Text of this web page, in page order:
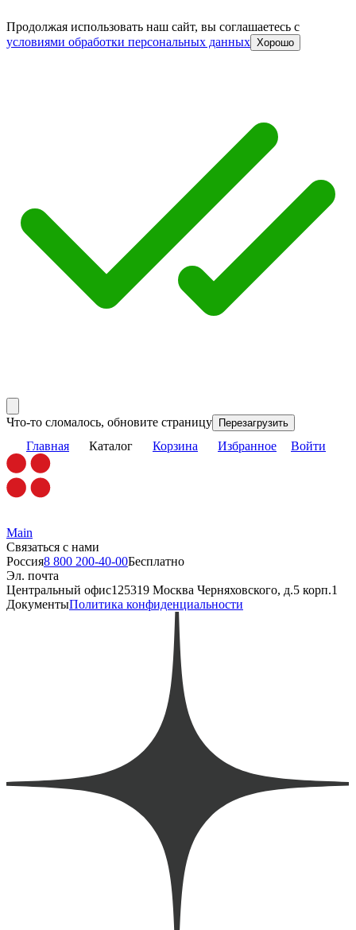
Продолжая использовать наш сайт, вы соглашаетесь c
условиями обработки персональных данных Хорошо
Что-то сломалось, обновите страницу Перезагрузить
Главная Каталог Корзина Избранное Войти
Main
Связаться с нами
Россия8 800 200-40-00Бесплатно
Эл. почта
Центральный офис125319 Москва Черняховского, д.5 корп.1
ДокументыПолитика конфиденциальности